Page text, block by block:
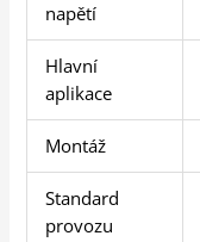
napětí
Hlavní
aplikace
Montáž
Standard
provozu